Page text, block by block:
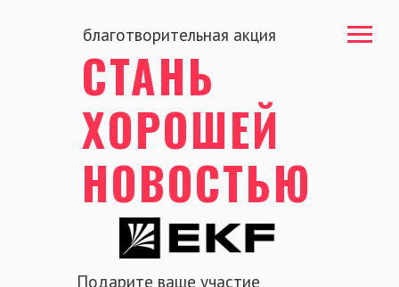
СТАНЬ
ХОРОШЕЙ
НОВОСТЬЮ
благотворительная акция
Подарите ваше участие